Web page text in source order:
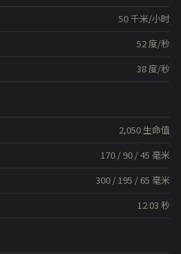
50千米/小时
52 度/秒
38 度/秒
2,050 生命值
170 / 90 / 45 毫米
300 /195 / 65 毫米
12.03 秒